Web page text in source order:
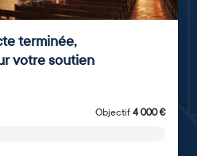
terminée,
votre soutien
Objectif 4 000€